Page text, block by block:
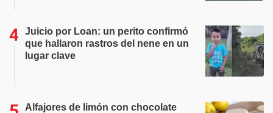
Juicio por Loan: un perito confirmó
que hallaron rastros del nene en un
lugar clave
Alfajores de limón con chocolate